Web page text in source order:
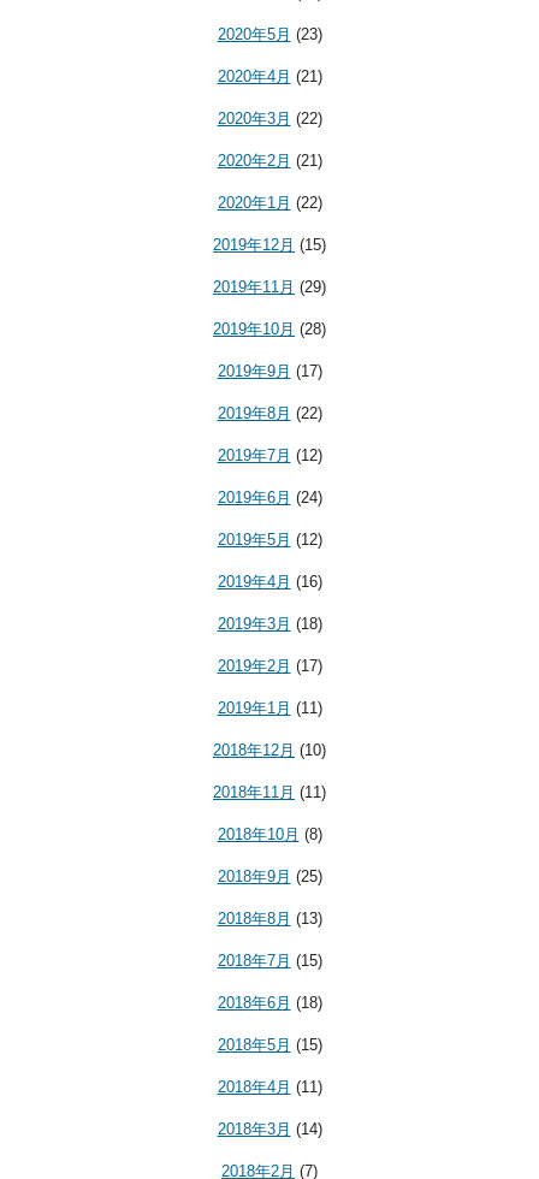
2020年5月 (23)
2020年4月 (21)
2020年3月 (22)
2020年2月 (21)
2020年1月 (22)
2019年12月 (15)
2019年11月 (29)
2019年10月 (28)
2019年9月 (17)
2019年8月 (22)
2019年7月 (12)
2019年6月 (24)
2019年5月 (12)
2019年4月 (16)
2019年3月 (18)
2019年2月 (17)
2019年1月 (11)
2018年12月 (10)
2018年11月 (11)
2018年10月 (8)
2018年9月 (25)
2018年8月 (13)
2018年7月 (15)
2018年6月 (18)
2018年5月 (15)
2018年4月 (11)
2018年3月 (14)
2018年2月 (7)